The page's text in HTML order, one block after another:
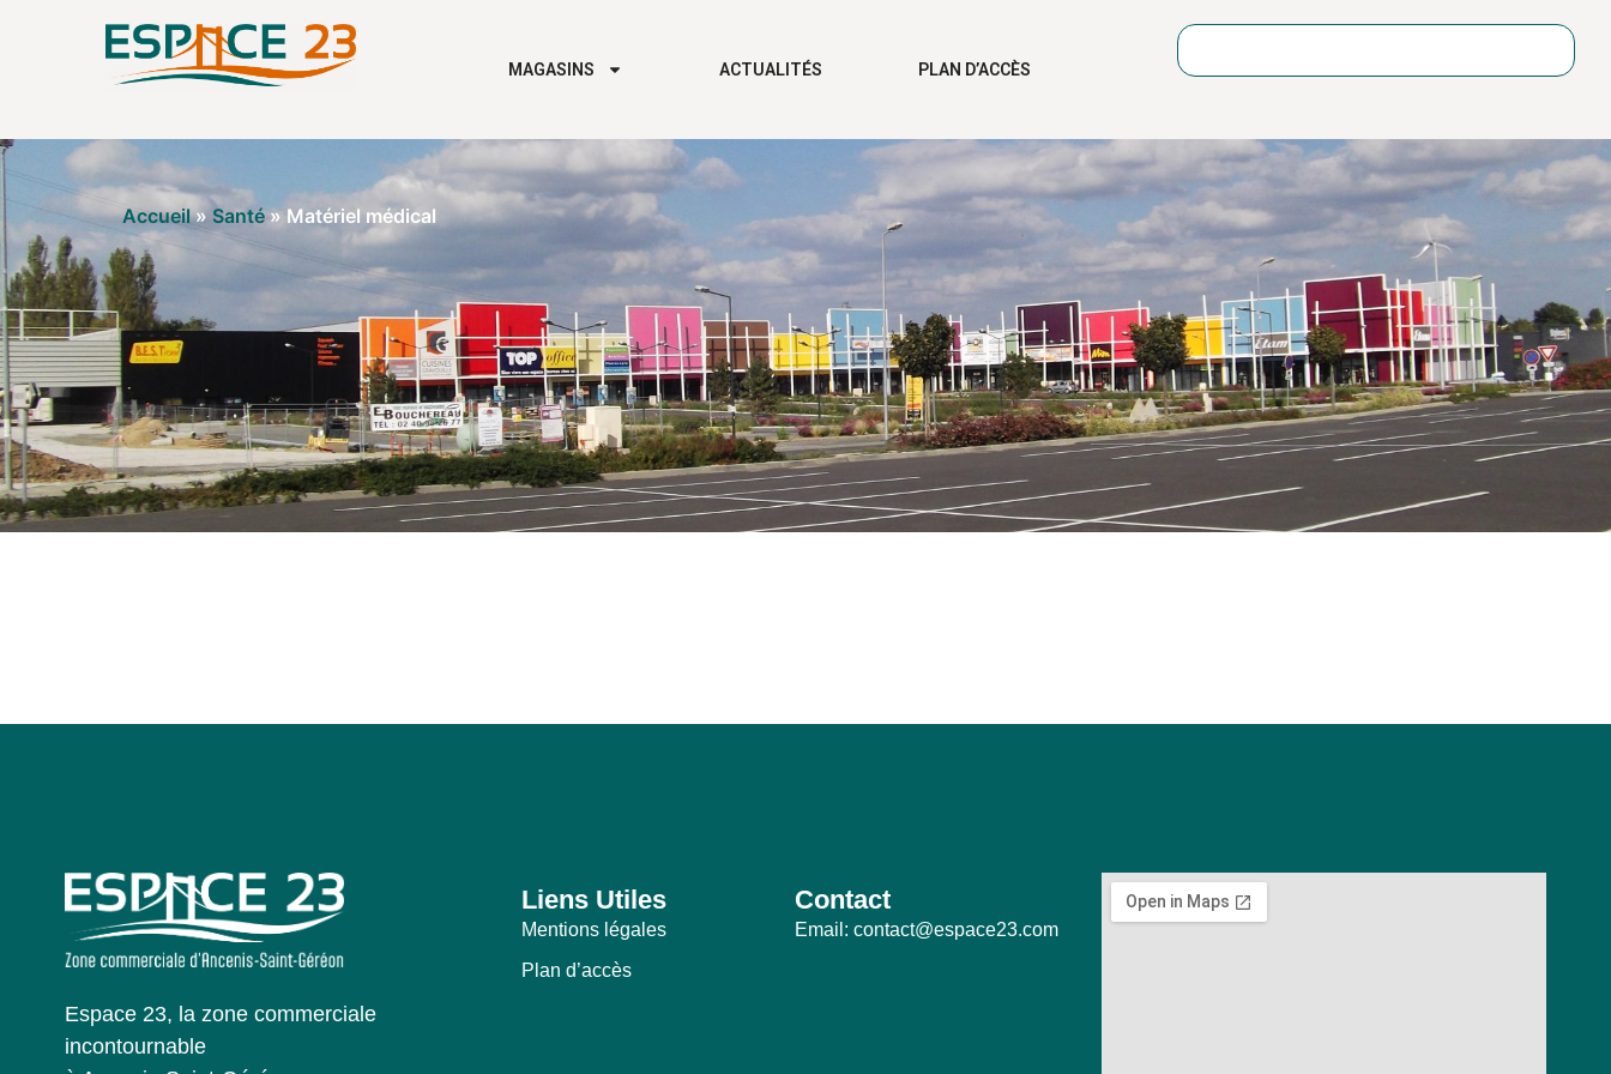
MAGASINS ACTUALITÉS PLAN D’ACCÈS
Accueil» Santé» Matériel médical
Espace 23, la zone commerciale
incontournable
Liens Utiles
Mentions légales
Plan d’accès
Contact
Email: contact@espace23.com